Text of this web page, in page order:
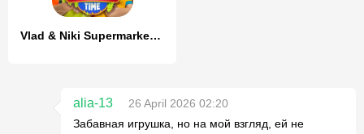
Vlad & Niki Supermarket game
alia-13
26 April 2026 02:20
Забавная игрушка, но на мой взгляд, ей не